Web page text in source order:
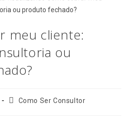
meu cliente:
ou
Categoria
Como Ser Consultor